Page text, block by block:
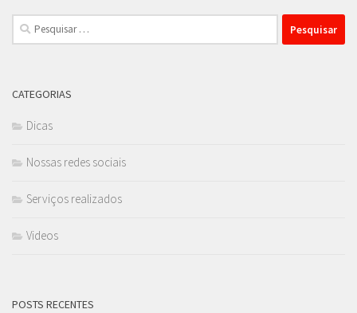
Pesquisar
por:
CATEGORIAS
Dicas
Nossas redes sociais
Serviços realizados
Videos
POSTS RECENTES